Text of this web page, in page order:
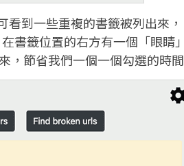
到一些重複的書籤被列出來，
書籤位置的右方有一個「眼睛」
，節省我們一個一個勾選的時間